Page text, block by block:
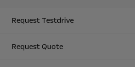
Request Testdrive
Request Quote